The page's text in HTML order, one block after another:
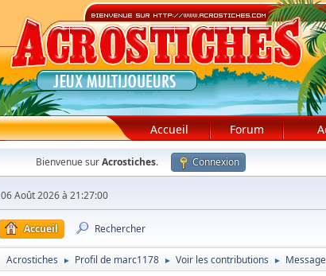
Accueil Forum
Bienvenue surAcrostiches. Connexion
06 Août 2026 à 21:27:00
Accueil Rechercher
Acrostiches ► Profil de marc1178 ► Voir les contributions ►